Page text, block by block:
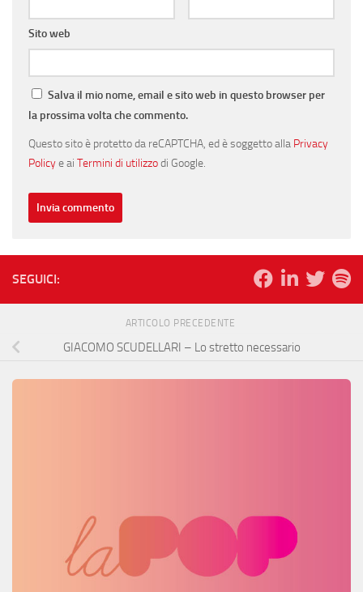
Sito web
Salva il mio nome, email e sito web in questo browser per
la prossima volta che commento.
Questo sito è protetto da reCAPTCHA, ed è soggetto alla Privacy
Policye ai Termini di utilizzodi Google.
SEGUICI:
ARTICOLO PRECEDENTE
GIACOMO SCUDELLARI – Lo stretto necessario